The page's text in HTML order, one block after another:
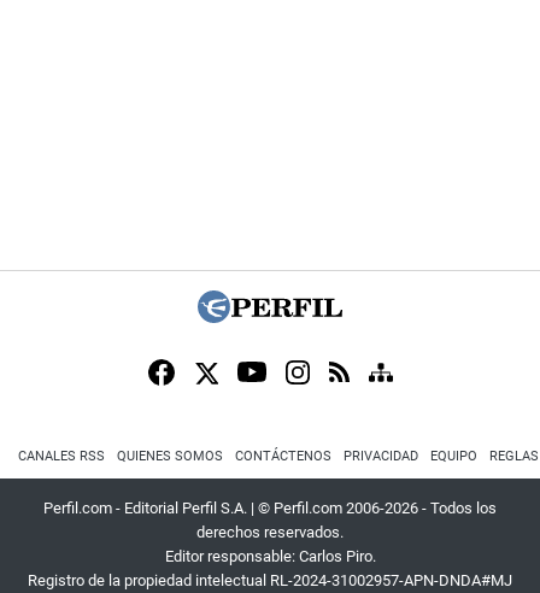
CANALES RSS QUIENES SOMOS CONTÁCTENOS PRIVACIDAD EQUIPO
Perfil.com - Editorial Perfil S.A. | © Perfil.com 2006-2026 - Todos los
derechos reservados.
Editor responsable: Carlos Piro.
Registro de la propiedad intelectual RL-2024-31002957-APN-DNDA#MJ